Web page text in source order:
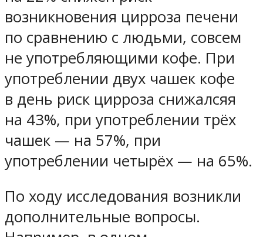
возникновения цирроза печени
по сравнению с людьми, совсем
не употребляющими кофе. При
употреблении двух чашек кофе
в день риск цирроза снижалсяя
на 43%, при употреблении трёх
чашек — на 57%, при
употреблении четырёх — на 65%.
По ходу исследования возникли
дополнительные вопросы.